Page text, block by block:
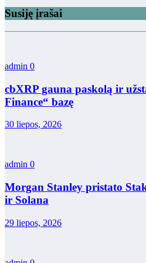
Susiję įrašai
admin 0
cbXRP gauna paskolą ir
Finance“ bazę
30 liepos, 2026
admin 0
Morgan Stanley pristato
ir Solana
29 liepos, 2026